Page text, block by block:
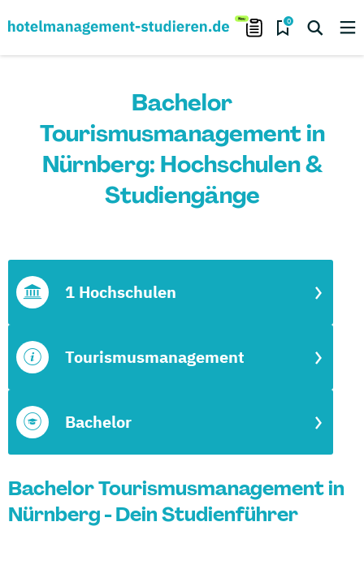
0
Bachelor
Tourismusmanagement in
Nürnberg: Hochschulen &
Studiengänge
Bachelor
Tourismusmanagement
1 Hochschulen
Bachelor Tourismusmanagement in
Nürnberg - Dein Studienführer